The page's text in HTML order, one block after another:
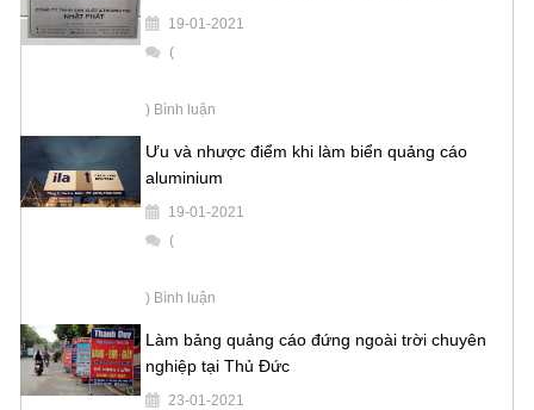
19-01-2021
(
) Bình luận
Ưu và nhược điểm khi làm biển quảng cáo
aluminium
19-01-2021
(
) Bình luận
Làm bảng quảng cáo đứng ngoài trời chuyên
nghiệp tại Thủ Đức
23-01-2021